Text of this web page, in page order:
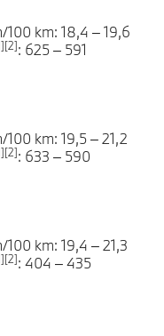
100 km: 18,4 – 19,6
: 625 – 591
km: 19,5 – 21,2
: 633 – 590
km: 19,4 – 21,3
: 404 – 435